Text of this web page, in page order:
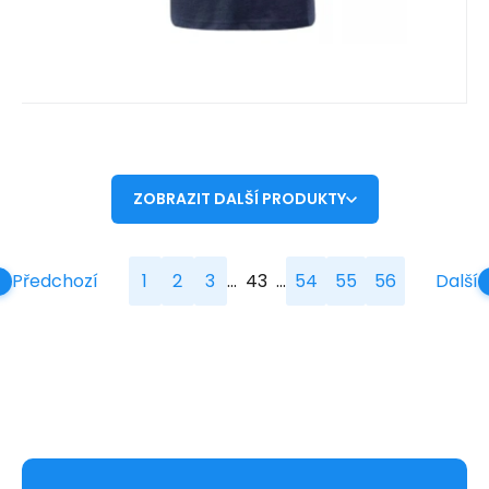
ZOBRAZIT DALŠÍ PRODUKTY
Předchozí 1 2 3 ... 43 ... 54 55 56 Další